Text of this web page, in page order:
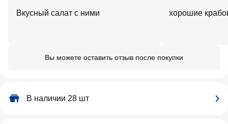
Вкусный салат с ними хорошие
Вы можете оставить отзыв после покупки
В наличии 28 шт